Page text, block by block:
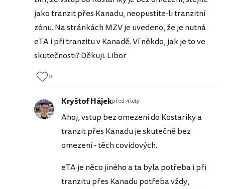
jako tranzit přes Kanadu, neopustíte-li tranzitní
zónu. Na stránkách MZV je uvedeno, že je nutná
eTA i při tranzitu v Kanadě. Ví někdo, jak je to ve
skutečnosti? Děkuji. Libor
0
Kryštof Hájekpřed 4 lety
Ahoj, vstup bez omezení do Kostariky a
tranzit přes Kanadu je skutečně bez
omezení - těch covidových.
eTA je něco jiného a ta byla potřeba i při
tranzitu přes Kanadu potřeba vždy,